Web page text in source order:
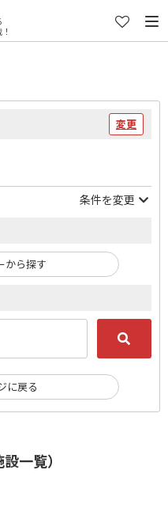
一覧）
変更
条件を変更
から探す
に戻る